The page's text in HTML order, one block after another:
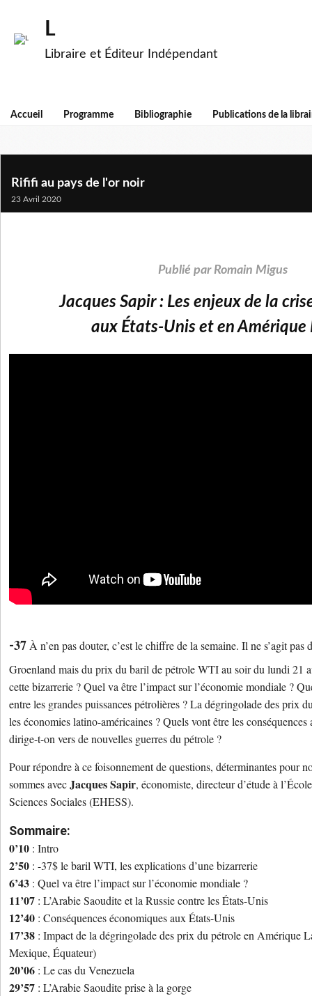
L
Libraire et Éditeur Indépendant
Accueil Programme Bibliographie Publications de la
Rififi au pays de l'or noir
23 Avril 2020
Publié par Romain Migus
Jacques Sapir : Les enjeux de la
aux États-Unis et en Amérique
-37 À n’en pas douter, c’est le chiffre de la semaine. Il ne s’agit pas
Groenland mais du prix du baril de pétrole WTI au soir du lundi 21
cette bizarrerie ? Quel va être l’impact sur l’économie mondiale ?
entre les grandes puissances pétrolières ? La dégringolade des prix
les économies latino-américaines ? Quels vont être les
dirige-t-on vers de nouvelles guerres du pétrole ?
Pour répondre à ce foisonnement de questions, déterminantes pour
sommes avec Jacques Sapir, économiste, directeur d’étude à
Sciences Sociales (EHESS).
Sommaire:
0’10 : Intro
2’50 : -37$ le baril WTI, les explications d’une bizarrerie
6’43 : Quel va être l’impact sur l’économie mondiale ?
11’07 : L’Arabie Saoudite et la Russie contre les États-Unis
12’40 : Conséquences économiques aux États-Unis
17’38 : Impact de la dégringolade des prix du pétrole en Amérique
Mexique, Équateur)
20’06 : Le cas du Venezuela
29’57 : L’Arabie Saoudite prise à la gorge